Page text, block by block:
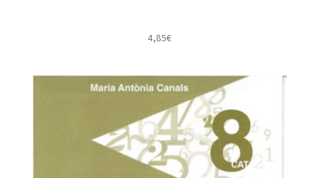
4,85€